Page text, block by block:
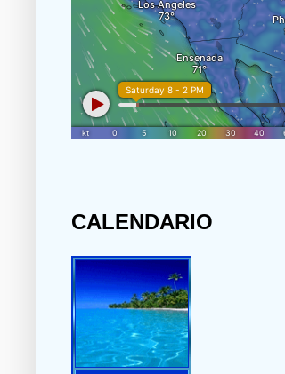
CALENDARIO